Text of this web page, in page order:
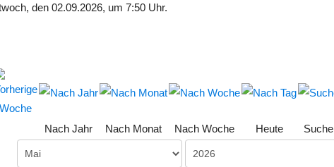
den 02.09.2026, um 7:50 Uhr.
Nach Jahr Nach Monat Nach Woche Heute Suche